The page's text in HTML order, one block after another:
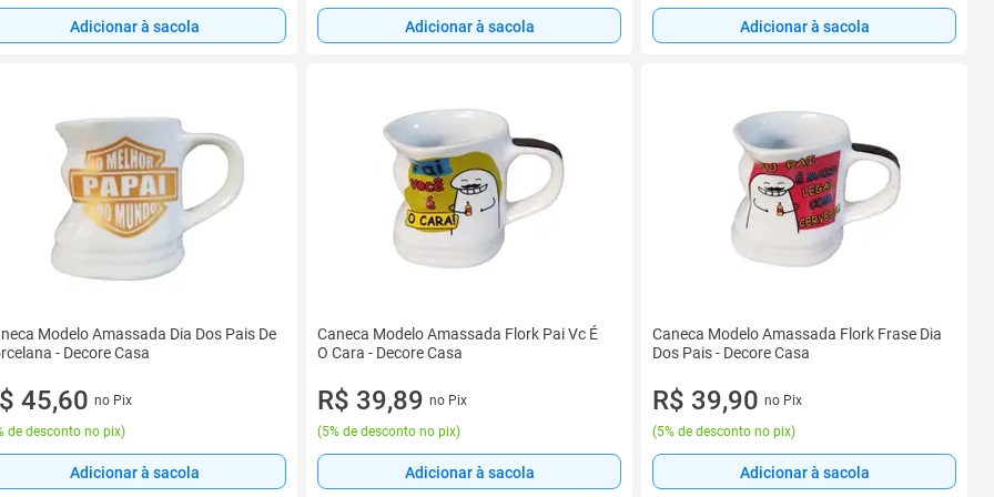
Adicionar à sacola Adicionar à sacola Adicionar à sacola
Modelo Amassada Dia Dos Pais De
- Decore Casa
45,60 no Pix
de desconto no pix)
Adicionar à sacola
Caneca Modelo Amassada Flork Pai Vc É
O Cara - Decore Casa
R$ 39,89 no Pix
(5% de desconto no pix)
Adicionar à sacola
Caneca Modelo Amassada Flork Frase Dia
Dos Pais - Decore Casa
R$ 39,90 no Pix
(5% de desconto no pix)
Adicionar à sacola